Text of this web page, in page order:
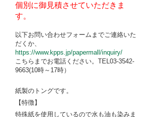
個別に御見積させていただきま
す。
以下お問い合わせフォームまでご連絡いた
だくか、
https://www.kpps.jp/papermall/inquiry/
こちらまでお電話ください。TEL03-3542-
9663(10時～17時）
紙製のトングです。
【特徴】
特殊紙を使用しているので水も油も染みま